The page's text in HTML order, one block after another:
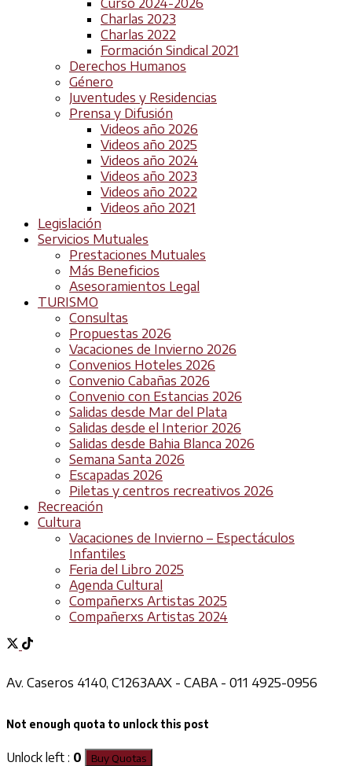
Charlas 2023
Charlas 2022
Formación Sindical 2021
Derechos Humanos
Género
Juventudes y Residencias
Prensa y Difusión
Videos año 2026
Videos año 2025
Videos año 2024
Videos año 2023
Videos año 2022
Videos año 2021
Legislación
Servicios Mutuales
Prestaciones Mutuales
Más Beneficios
Asesoramientos Legal
TURISMO
Consultas
Propuestas 2026
Vacaciones de Invierno 2026
Convenios Hoteles 2026
Convenio Cabañas 2026
Convenio con Estancias 2026
Salidas desde Mar del Plata
Salidas desde el Interior 2026
Salidas desde Bahia Blanca 2026
Semana Santa 2026
Escapadas 2026
Piletas y centros recreativos 2026
Recreación
Cultura
Vacaciones de Invierno – Espectáculos
Infantiles
Feria del Libro 2025
Agenda Cultural
Compañerxs Artistas 2025
Compañerxs Artistas 2024
Av. Caseros 4140, C1263AAX - CABA - 011 4925-0956
Not enough quota to unlock this post
Unlock left : 0 Buy Quotas